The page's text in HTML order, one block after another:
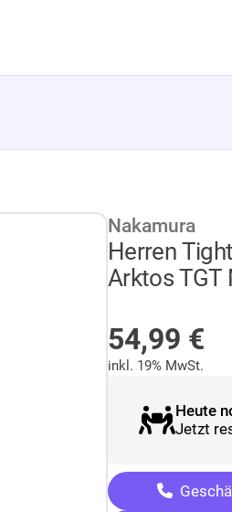
Nakamura
Herren
Arktos TGT
54,99 €
inkl. 19% MwSt.
Heute
Jetzt